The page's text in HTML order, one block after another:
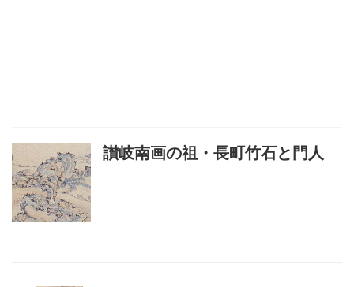
讃岐南画の祖・長町竹石と門人